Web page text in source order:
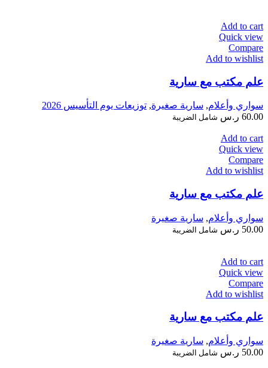
Add to cart
Quick view
Compare
Add to wishlist
علم مكتب مع سارية
سواري وأعلام, سارية صغيرة, توزيعات يوم التأسيس 2026
60.00 ر.س شامل الضريبة
Add to cart
Quick view
Compare
Add to wishlist
علم مكتب مع سارية
سواري وأعلام, سارية صغيرة
50.00 ر.س شامل الضريبة
Add to cart
Quick view
Compare
Add to wishlist
علم مكتب مع سارية
سواري وأعلام, سارية صغيرة
50.00 ر.س شامل الضريبة